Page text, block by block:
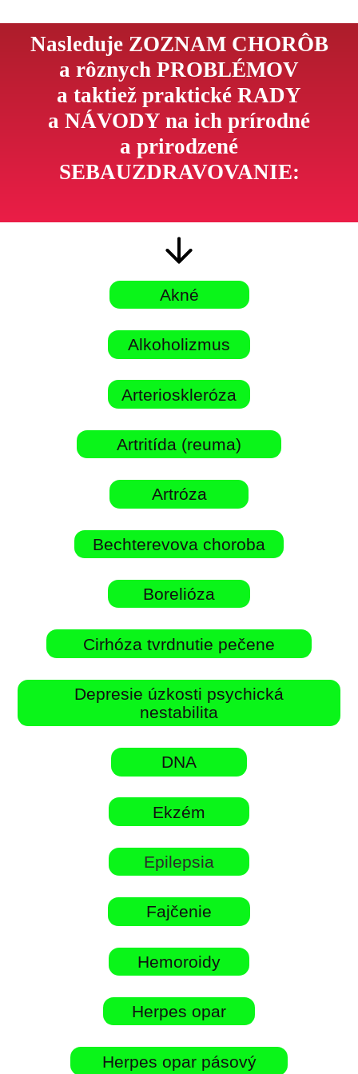
Nasleduje ZOZNAM CHORÔB
a rôznych PROBLÉMOV
a taktiež praktické RADY
a NÁVODY na ich prírodné
a prirodzené
SEBAUZDRAVOVANIE:
Akné
Alkoholizmus
Arterioskleróza
Artritída (reuma)
Artróza
Bechterevova choroba
Borelióza
Cirhóza tvrdnutie pečene
Depresie úzkosti psychická
nestabilita
DNA
Ekzém
Epilepsia
Fajčenie
Hemoroidy
Herpes opar
Herpes opar pásový